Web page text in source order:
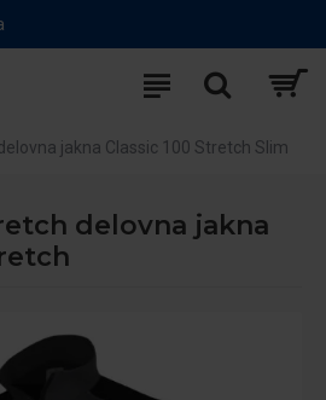
jakna Classic 100 Stretch Slim
delovna jakna